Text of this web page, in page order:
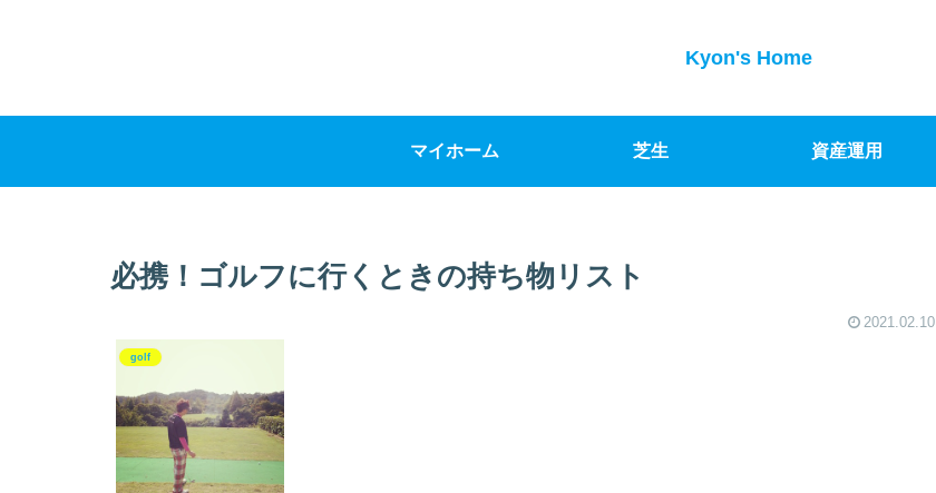
Kyon's Home
マイホーム 芝生 資産運用
必携！ゴルフに行くときの持ち物リスト
2021.02.10
golf